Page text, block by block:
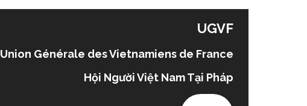
UGVF
Union Générale des Vietnamiens de France
Hội Người Việt Nam Tại Pháp